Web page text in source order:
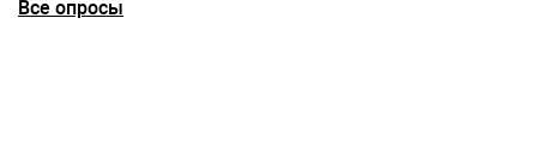
Все опросы